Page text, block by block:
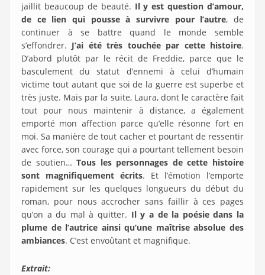
jaillit beaucoup de beauté. Il y est question d’amour,
de ce lien qui pousse à survivre pour l’autre, de
continuer à se battre quand le monde semble
s’effondrer. J’ai été très touchée par cette histoire.
D’abord plutôt par le récit de Freddie, parce que le
basculement du statut d’ennemi à celui d’humain
victime tout autant que soi de la guerre est superbe et
très juste. Mais par la suite, Laura, dont le caractère fait
tout pour nous maintenir à distance, a également
emporté mon affection parce qu’elle résonne fort en
moi. Sa manière de tout cacher et pourtant de ressentir
avec force, son courage qui a pourtant tellement besoin
de soutien…Tous les personnages de cette histoire
sont magnifiquement écrits. Et l’émotion l’emporte
rapidement sur les quelques longueurs du début du
roman, pour nous accrocher sans faillir à ces pages
qu’on a du mal à quitter. Il y a de la poésie dans la
plume de l’autrice ainsi qu’une maîtrise absolue des
ambiances. C’est envoûtant et magnifique.
Extrait: